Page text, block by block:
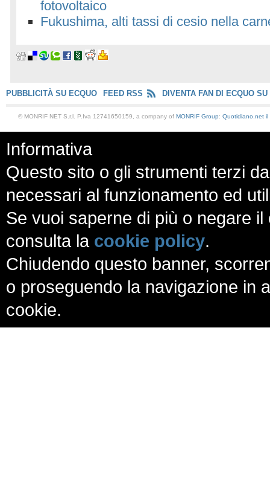
fotovoltaico
Fukushima, alti tassi di cesio nella
PUBBLICITÀ SU ECQUO FEED RSS DIVENTA FAN DI ECQUO SU
© MONRIF NET S.r.l. P.Iva 12741650159, a company of MONRIF Group: Quotidiano.net il
Informativa
Questo sito o gli strumenti terzi
necessari al funzionamento ed
Se vuoi saperne di più o negare
consulta la cookie policy.
Chiudendo questo banner,
o proseguendo la navigazione in
cookie.